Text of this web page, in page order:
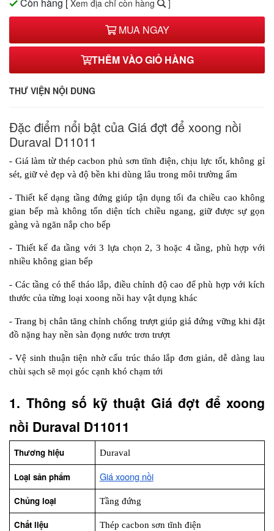
Xem địa chỉ còn hàng ]
MUA NGAY
THÊM VÀO GIỎ HÀNG
THƯ VIỆN NỘI DUNG
Đặc điểm nổi bật của Giá đợt để xoong nồi
Duraval D11011
- Giá làm từ thép cacbon phủ sơn tĩnh điện, chịu lực tốt, không gỉ
sét, giữ vẻ đẹp và độ bền khi dùng lâu trong môi trường ẩm
- Thiết kế dạng tầng đứng giúp tận dụng tối đa chiều cao không
gian bếp mà không tốn diện tích chiều ngang, giữ được sự gọn
gàng và ngăn nắp cho bếp
- Thiết kế đa tầng với 3 lựa chọn 2, 3 hoặc 4 tầng, phù hợp với
nhiều không gian bếp
- Các tầng có thể tháo lắp, điều chỉnh độ cao để phù hợp với kích
thước của từng loại xoong nồi hay vật dụng khác
- Trang bị chân tăng chỉnh chống trượt giúp giá đứng vững khi đặt
đồ nặng hay nền sàn đọng nước trơn trượt
- Vệ sinh thuận tiện nhờ cấu trúc tháo lắp đơn giản, dễ dàng lau
chùi sạch sẽ mọi góc cạnh khó chạm tới
1. Thông số kỹ thuật Giá đợt để xoong
nồi Duraval D11011
Thương hiệu Duraval
Loại sản phẩm Giá xoong nồi
Chủng loại Tầng đứng
Chất liệu Thép cacbon sơn tĩnh điện